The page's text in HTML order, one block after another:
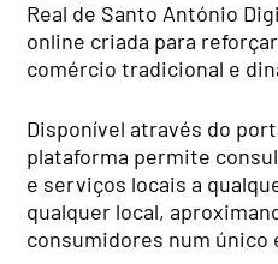
Real de Santo António
online criada para
comércio tradicional e
Disponível através do
plataforma permite
e serviços locais a
qualquer local,
consumidores num único